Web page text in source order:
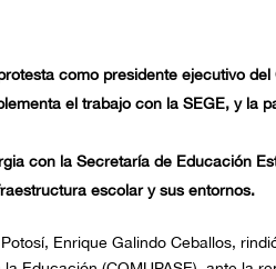
como presidente ejecutivo
el trabajo con la SEGE, y la
con la Secretaría de Educación
escolar y sus entornos.
Enrique Galindo Ceballos,